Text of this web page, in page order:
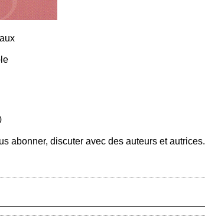
abonner, discuter avec des auteurs et autrices.